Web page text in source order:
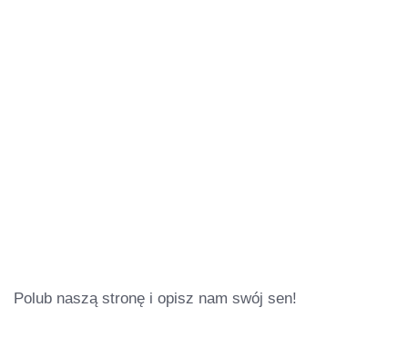
Polub naszą stronę i opisz nam swój sen!